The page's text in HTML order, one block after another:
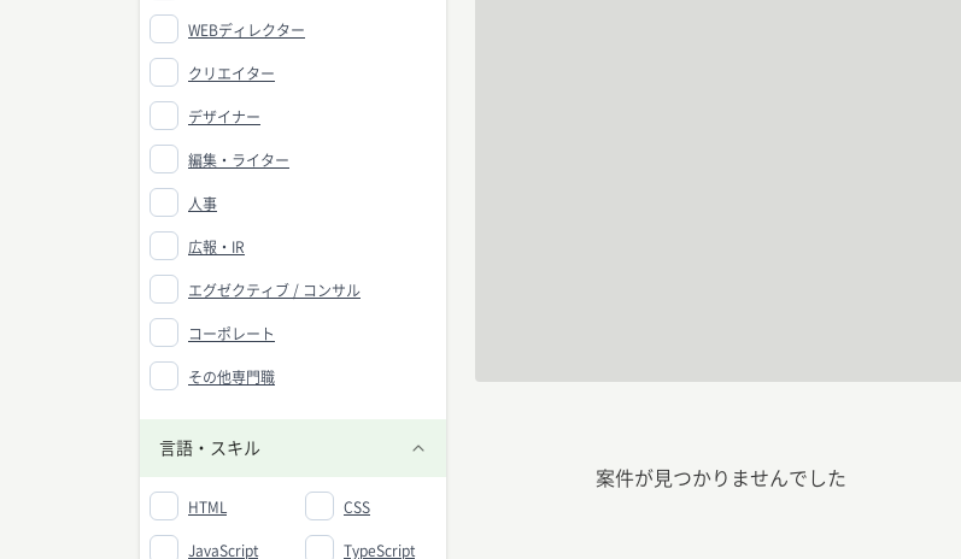
案件が見つかりませんでした
WEBディレクター
クリエイター
デザイナー
編集・ライター
人事
広報・IR
エグゼクティブ / コンサル
コーポレート
その他専門職
言語・スキル
HTML CSS
JavaScript TypeScript